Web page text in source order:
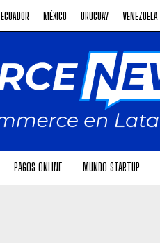
ECUADOR MÉXICO URUGUAY VENEZUELA
PAGOS ONLINE MUNDO STARTUP